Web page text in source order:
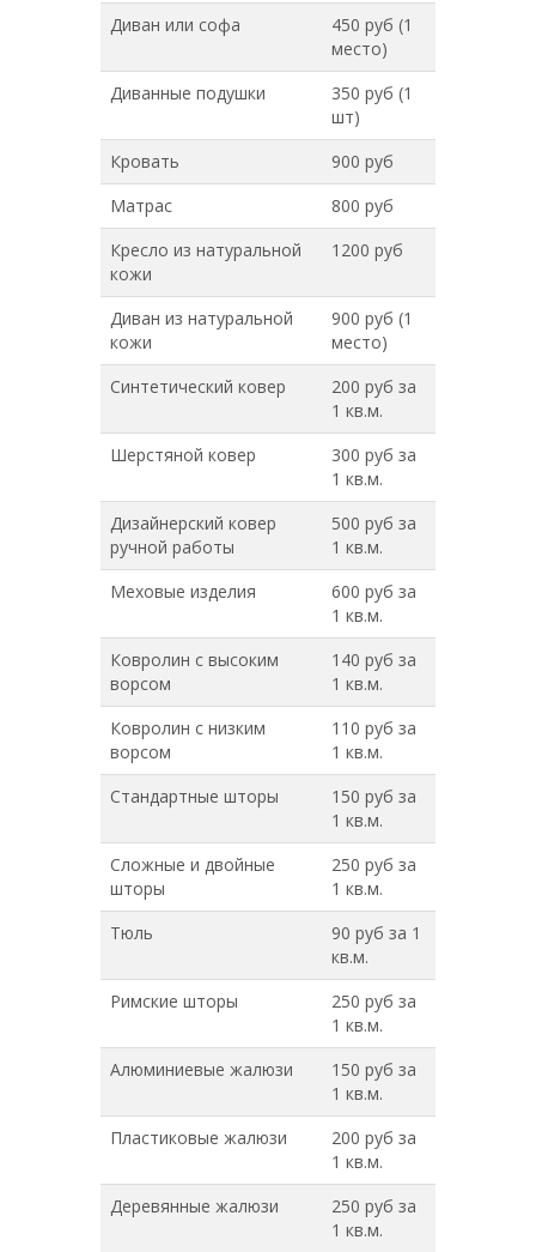
Диван или софа
450 руб (1
место)
Диванные подушки
350 руб (1
шт)
Кровать
900 руб
Матрас
800 руб
Кресло из натуральной
кожи
1200 руб
Диван из натуральной
кожи
900 руб (1
место)
Синтетический ковер
200 руб за
1 кв.м.
Шерстяной ковер
300 руб за
1 кв.м.
Дизайнерский ковер
ручной работы
500 руб за
1 кв.м.
Меховые изделия
600 руб за
1 кв.м.
Ковролин с высоким
ворсом
140 руб за
1 кв.м.
Ковролин с низким
ворсом
110 руб за
1 кв.м.
Стандартные шторы
150 руб за
1 кв.м.
Сложные и двойные
шторы
250 руб за
1 кв.м.
Тюль
90 руб за 1
кв.м.
Римские шторы
250 руб за
1 кв.м.
Алюминиевые жалюзи
150 руб за
1 кв.м.
Пластиковые жалюзи
200 руб за
1 кв.м.
Деревянные жалюзи
250 руб за
1 кв.м.